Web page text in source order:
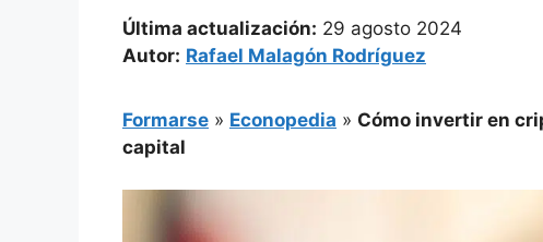
Última actualización: 29 agosto 2024
Autor: Rafael Malagón Rodríguez
Formarse » Econopedia » Cómo invertir en
capital